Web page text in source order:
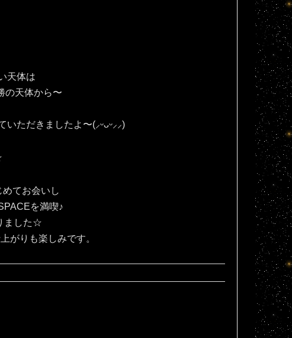
天体は
の天体から〜
ただきましたよ〜(⸝ᵕᴗᵕ⸝⸝)
てお会いし
を満喫♪
ました☆
がりも楽しみです。